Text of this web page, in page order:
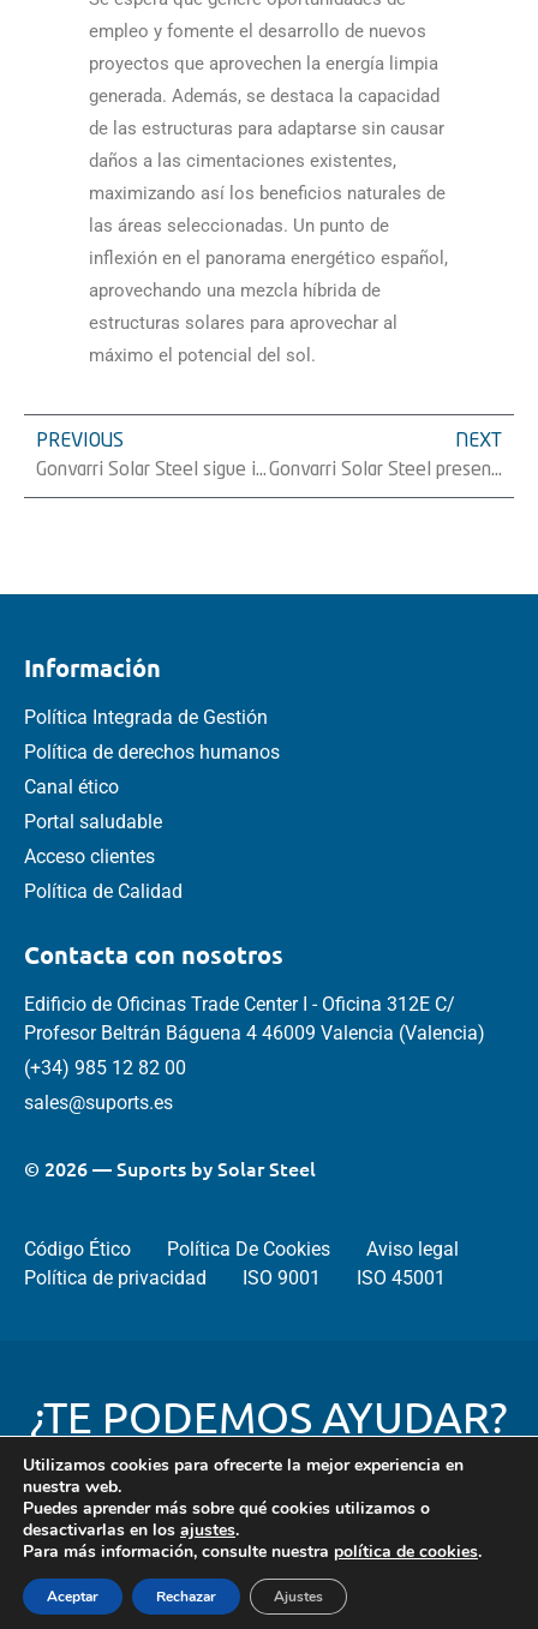
empleo y fomente el desarrollo de nuevos
proyectos que aprovechen la energí­a limpia
generada. Además, se destaca la capacidad
de las estructuras para adaptarse sin causar
daños a las cimentaciones existentes,
maximizando así­ los beneficios naturales de
las áreas seleccionadas. Un punto de
inflexión en el panorama energético español,
aprovechando una mezcla híbrida de
estructuras solares para aprovechar al
máximo el potencial del sol.
PREVIOUS
Gonvarri Solar Steel sigue impulsando la revolución renovable en Italia: Nuevo suministro de 31 MW de sus seguidores solares 1P
NEXT
Gonvarri Solar Steel presenta sus soluciones para agrivoltaica solar
Información
Política Integrada de Gestión
Política de derechos humanos
Canal ético
Portal saludable
Acceso clientes
Política de Calidad
Contacta con nosotros
Edificio de Oficinas Trade Center I - Oficina 312E C/
Profesor Beltrán Báguena 4 46009 Valencia (Valencia)
(+34) 985 12 82 00
sales@suports.es
© 2026 — Suports by Solar Steel
Código Ético Política De Cookies
Aviso legal
Política de privacidad
ISO 9001 ISO 45001
¿TE PODEMOS AYUDAR?
Contacta
con
nosotros
Utilizamos cookies para ofrecerte la mejor experiencia en
nuestra web.
Puedes aprender más sobre qué cookies utilizamos o
desactivarlas en los ajustes.
Para más información, consulte nuestra política de cookies.
Aceptar Rechazar Ajustes